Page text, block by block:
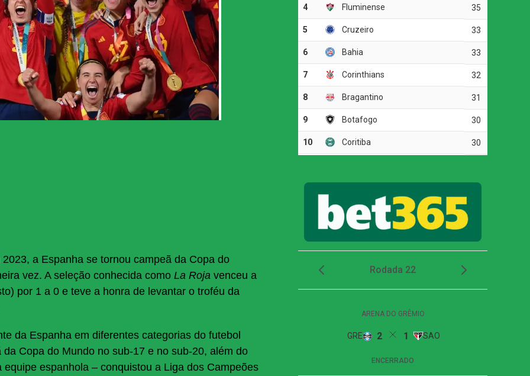
a Espanha se tornou campeã da Copa do
vez. A seleção conhecida como La Roja venceu a
por 1 a 0 e teve a honra de levantar o troféu da
da Espanha em diferentes categorias do futebol
Copa do Mundo no sub-17 e no sub-20, além do
equipe espanhola – conquistou a Liga dos Campeões